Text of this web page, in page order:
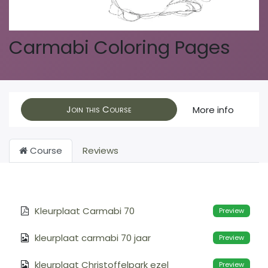
Carmabi Coloring Pages
Join this Course More info
Course Reviews
Kleurplaat Carmabi 70 Preview
kleurplaat carmabi 70 jaar Preview
kleurplaat Christoffelpark ezel Preview